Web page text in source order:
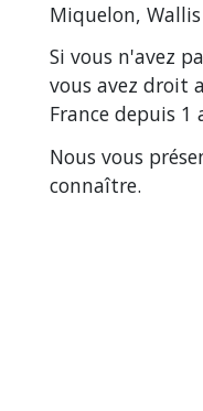
Miquelon,
Si vous n'avez
vous avez droit
France depuis 1
Nous vous
connaître.